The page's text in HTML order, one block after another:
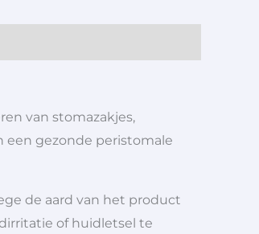
van stomazakjes,
een gezonde peristomale
de aard van het product
of huidletsel te